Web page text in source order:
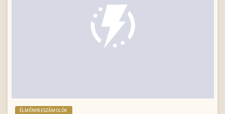
ÉLMÉNYBESZÁMOLÓK